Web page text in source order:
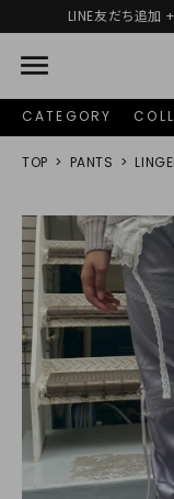
LINE友だち追加
menu
CATEGORY
TOP PANTS